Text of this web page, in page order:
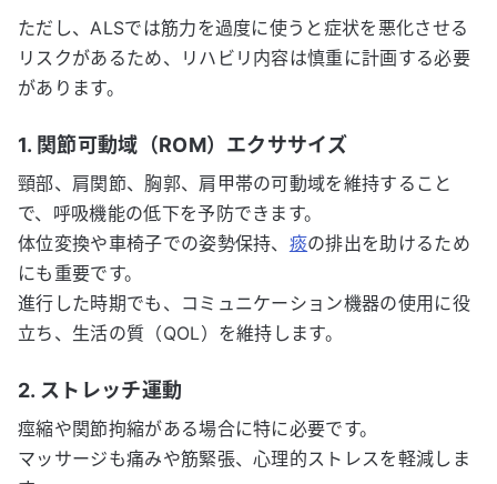
ただし、ALSでは筋力を過度に使うと症状を悪化させる
リスクがあるため、リハビリ内容は慎重に計画する必要
があります。
1. 関節可動域（ROM）エクササイズ
頸部、肩関節、胸郭、肩甲帯の可動域を維持すること
で、呼吸機能の低下を予防できます。
体位変換や車椅子での姿勢保持、 痰の排出を助けるため
にも重要です。
進行した時期でも、コミュニケーション機器の使用に役
立ち、生活の質（QOL）を維持します。
2. ストレッチ運動
痙縮や関節拘縮がある場合に特に必要です。
マッサージも痛みや筋緊張、心理的ストレスを軽減しま